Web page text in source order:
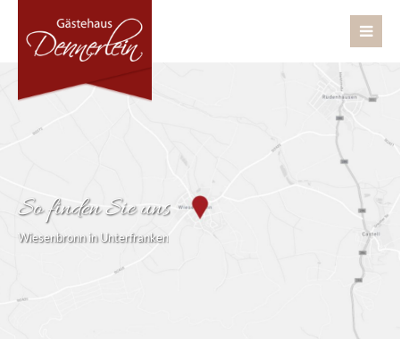
So finden Sie uns
Wiesenbronn in Unterfranken